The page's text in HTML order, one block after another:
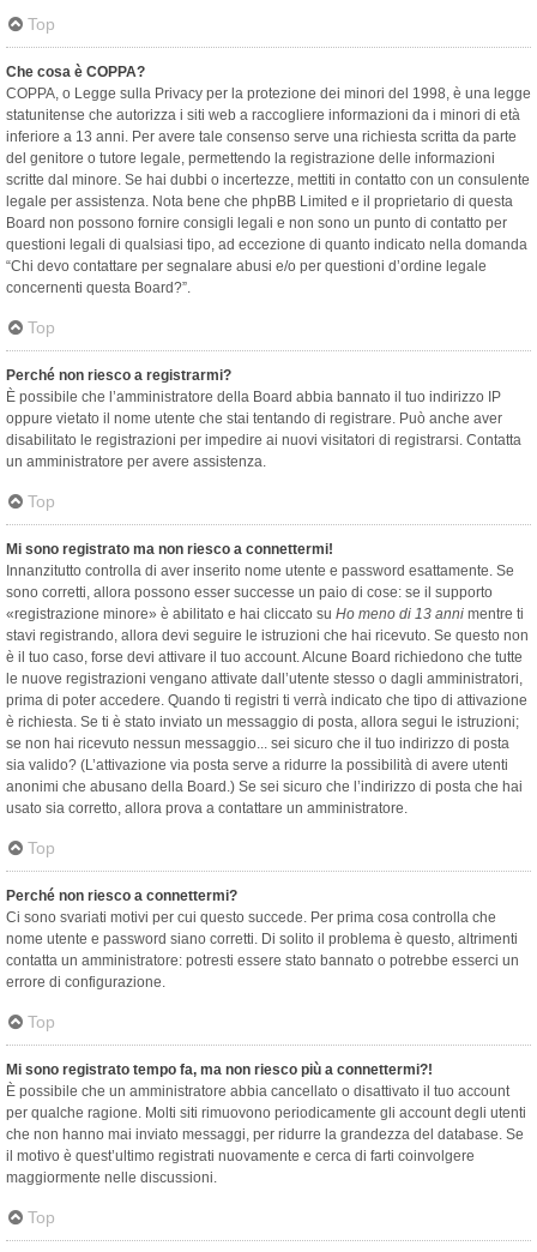
Top
Che cosa è COPPA?
COPPA, o Legge sulla Privacy per la protezione dei minori del 1998, è una legge
statunitense che autorizza i siti web a raccogliere informazioni da i minori di età
inferiore a 13 anni. Per avere tale consenso serve una richiesta scritta da parte
del genitore o tutore legale, permettendo la registrazione delle informazioni
scritte dal minore. Se hai dubbi o incertezze, mettiti in contatto con un consulente
legale per assistenza. Nota bene che phpBB Limited e il proprietario di questa
Board non possono fornire consigli legali e non sono un punto di contatto per
questioni legali di qualsiasi tipo, ad eccezione di quanto indicato nella domanda
“Chi devo contattare per segnalare abusi e/o per questioni d’ordine legale
concernenti questa Board?”.
Top
Perché non riesco a registrarmi?
È possibile che l’amministratore della Board abbia bannato il tuo indirizzo IP
oppure vietato il nome utente che stai tentando di registrare. Può anche aver
disabilitato le registrazioni per impedire ai nuovi visitatori di registrarsi. Contatta
un amministratore per avere assistenza.
Top
Mi sono registrato ma non riesco a connettermi!
Innanzitutto controlla di aver inserito nome utente e password esattamente. Se
sono corretti, allora possono esser successe un paio di cose: se il supporto
«registrazione minore» è abilitato e hai cliccato su Ho meno di 13 anni mentre ti
stavi registrando, allora devi seguire le istruzioni che hai ricevuto. Se questo non
è il tuo caso, forse devi attivare il tuo account. Alcune Board richiedono che tutte
le nuove registrazioni vengano attivate dall’utente stesso o dagli amministratori,
prima di poter accedere. Quando ti registri ti verrà indicato che tipo di attivazione
è richiesta. Se ti è stato inviato un messaggio di posta, allora segui le istruzioni;
se non hai ricevuto nessun messaggio... sei sicuro che il tuo indirizzo di posta
sia valido? (L’attivazione via posta serve a ridurre la possibilità di avere utenti
anonimi che abusano della Board.) Se sei sicuro che l’indirizzo di posta che hai
usato sia corretto, allora prova a contattare un amministratore.
Top
Perché non riesco a connettermi?
Ci sono svariati motivi per cui questo succede. Per prima cosa controlla che
nome utente e password siano corretti. Di solito il problema è questo, altrimenti
contatta un amministratore: potresti essere stato bannato o potrebbe esserci un
errore di configurazione.
Top
Mi sono registrato tempo fa, ma non riesco più a connettermi?!
È possibile che un amministratore abbia cancellato o disattivato il tuo account
per qualche ragione. Molti siti rimuovono periodicamente gli account degli utenti
che non hanno mai inviato messaggi, per ridurre la grandezza del database. Se
il motivo è quest’ultimo registrati nuovamente e cerca di farti coinvolgere
maggiormente nelle discussioni.
Top